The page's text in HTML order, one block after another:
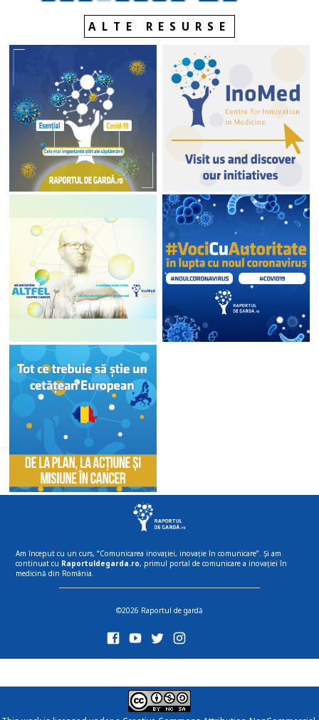
ALTE RESURSE
Am început cu un curs, “Comunicarea inovației, inovație în comunicare”. Și am
continuat cu Raportuldegarda.ro, primul portal de comunicare a inovației în
medicină din România.
©2026 Raportul de gardă